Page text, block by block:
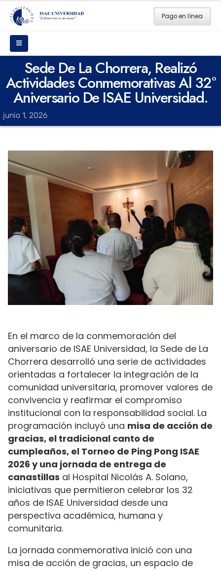
Pago en línea
Sede De La Chorrera, Realizó
Actividades Conmemorativas Al 32°
Aniversario De ISAE Universidad.
junio 1, 2026
En el marco de la conmemoración del
aniversario de ISAE Universidad, la Sede de La
Chorrera desarrolló una serie de actividades
orientadas a fortalecer la integración de la
comunidad universitaria, promover valores de
convivencia y reafirmar el compromiso
institucional con la responsabilidad social. La
programación incluyó una misa de acción de
gracias, el tradicional canto de
cumpleaños, el Torneo de Ping Pong ISAE
2026 y una jornada de entrega de
canastillas al Hospital Nicolás A. Solano,
iniciativas que permitieron celebrar los 32
años de ISAE Universidad desde una
perspectiva académica, humana y
comunitaria.
La jornada conmemorativa inició con una
misa de acción de gracias, un espacio de